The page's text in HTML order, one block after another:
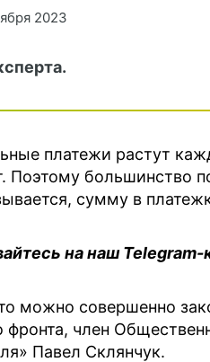
2023
платежи растут
Поэтому большинство
сумму в
на наш Telegram-
можно совершенно
фронта, член
Павел Склянчук.